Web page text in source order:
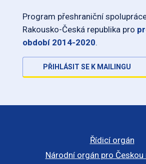
Program přeshraniční
Rakousko-Česká republika pro
období 2014-2020.
PŘIHLÁSIT SE K MAILINGU
Řídicí orgán
Národní orgán pro Českou